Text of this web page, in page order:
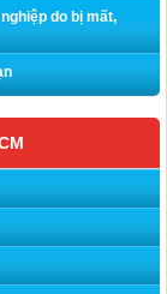
do bị mất,